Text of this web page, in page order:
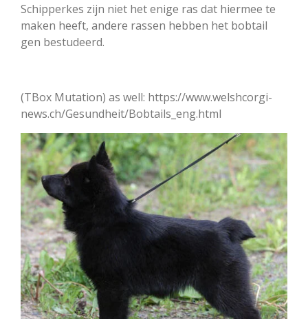
Schipperkes zijn niet het enige ras dat hiermee te
maken heeft, andere rassen hebben het bobtail
gen bestudeerd.
(TBox Mutation) as well: ​https://www.welshcorgi-
news.ch/Gesundheit/Bobtails_eng.html